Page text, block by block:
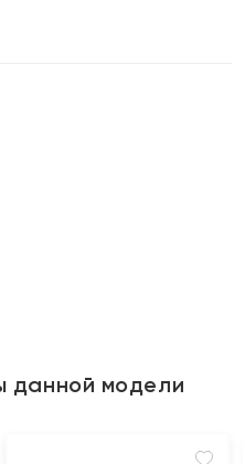
данной модели